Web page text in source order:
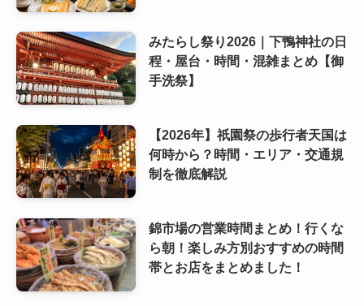
みたらし祭り2026｜下鴨神社の日
程・屋台・時間・混雑まとめ【御
手洗祭】
【2026年】祇園祭の歩行者天国は
何時から？時間・エリア・交通規
制を徹底解説
錦市場の営業時間まとめ！行くな
ら朝！楽しみ方別おすすめの時間
帯とお店をまとめました！